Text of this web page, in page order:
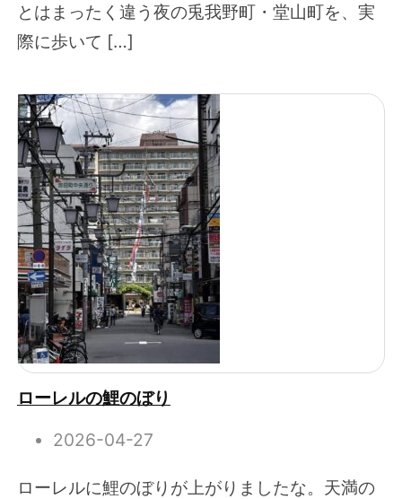
とはまったく違う夜の兎我野町・堂山町を、実
際に歩いて […]
ローレルの鯉のぼり
2026-04-27
ローレルに鯉のぼりが上がりましたな。天満の